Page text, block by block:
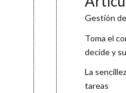
Gestión
Toma el
decide y
La
tareas